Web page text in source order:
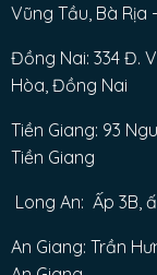
Vũng Tầu, Bà Rịa
Đồng Nai: 334 Đ.
Hòa, Đồng Nai
Tiền Giang: 93
Tiền Giang
Long An: Ấp 3B,
An Giang: Trần